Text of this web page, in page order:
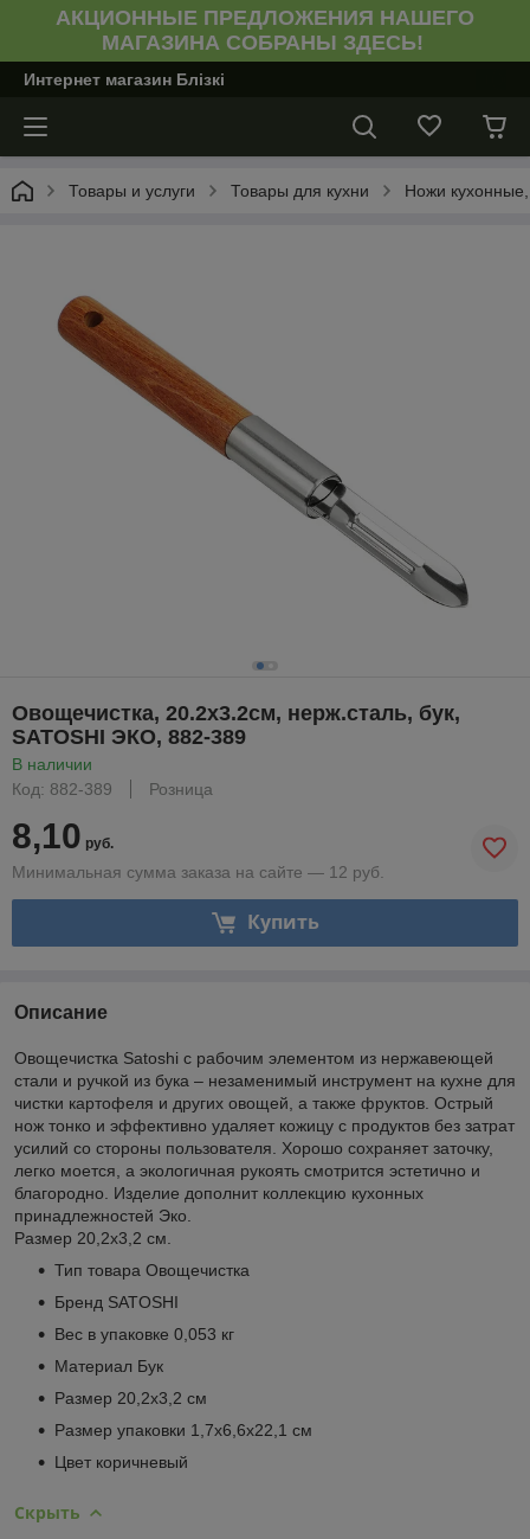
АКЦИОННЫЕ ПРЕДЛОЖЕНИЯ НАШЕГО
МАГАЗИНА СОБРАНЫ ЗДЕСЬ!
Интернет магазин Блiзкi
Товары и услуги Товары для кухни Ножи
Овощечистка, 20.2х3.2см, нерж.сталь, бук,
SATOSHI ЭКО, 882-389
В наличии
Код: 882-389
Розница
8,10 руб.
Минимальная сумма заказа на сайте — 12 руб.
Купить
Описание
Овощечистка Satoshi с рабочим элементом из нержавеющей
стали и ручкой из бука – незаменимый инструмент на кухне для
чистки картофеля и других овощей, а также фруктов. Острый
нож тонко и эффективно удаляет кожицу с продуктов без затрат
усилий со стороны пользователя. Хорошо сохраняет заточку,
легко моется, а экологичная рукоять смотрится эстетично и
благородно. Изделие дополнит коллекцию кухонных
принадлежностей Эко.
Размер 20,2х3,2 см.
Тип товара Овощечистка
Бренд SATOSHI
Вес в упаковке 0,053 кг
Материал Бук
Размер 20,2х3,2 см
Размер упаковки 1,7х6,6х22,1 см
Цвет коричневый
Скрыть